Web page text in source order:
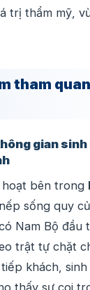
trị thẩm mỹ,
tham
gian
hoạt bên trong
sống quy
Nam Bộ đầu
trật tự chặt
khách,
thấy sự coi